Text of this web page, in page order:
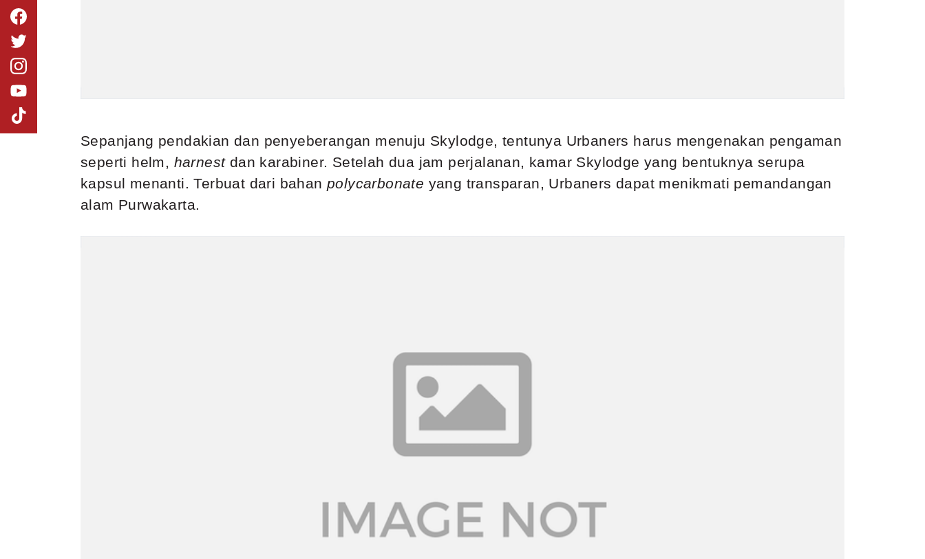
Sepanjang pendakian dan penyeberangan menuju Skylodge, tentunya Urbaners harus mengenakan pengaman
seperti helm, harnestdan karabiner. Setelah dua jam perjalanan, kamar Skylodge yang bentuknya serupa
kapsul menanti. Terbuat dari bahan polycarbonate yang transparan, Urbaners dapat menikmati pemandangan
alam Purwakarta.